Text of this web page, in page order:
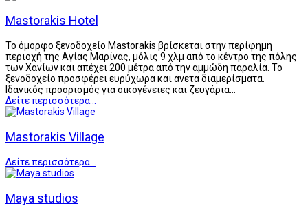
Mastorakis Hotel
Το όμορφο ξενoδοχείο Mastorakis βρίσκεται στην περίφημη
περιοχή της Αγίας Μαρίνας, μόλις 9 χλμ από το κέντρο της πόλης
των Χανίων και απέχει 200 μέτρα από την αμμώδη παραλία. Το
ξενοδοχείο προσφέρει ευρύχωρα και άνετα διαμερίσματα.
Ιδανικός προορισμός για οικογένειες και ζευγάρια…
Δείτε περισσότερα...
Mastorakis Village
Δείτε περισσότερα...
Maya studios